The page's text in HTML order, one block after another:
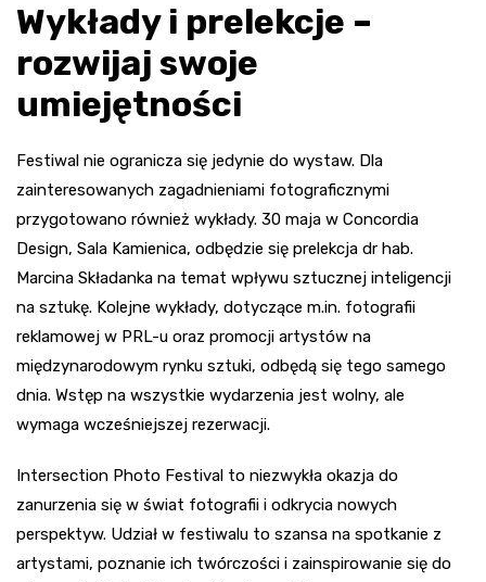
Wykłady i prelekcje –
rozwijaj swoje
umiejętności
Festiwal nie ogranicza się jedynie do wystaw. Dla
zainteresowanych zagadnieniami fotograficznymi
przygotowano również wykłady. 30 maja w Concordia
Design, Sala Kamienica, odbędzie się prelekcja dr hab.
Marcina Składanka na temat wpływu sztucznej inteligencji
na sztukę. Kolejne wykłady, dotyczące m.in. fotografii
reklamowej w PRL-u oraz promocji artystów na
międzynarodowym rynku sztuki, odbędą się tego samego
dnia. Wstęp na wszystkie wydarzenia jest wolny, ale
wymaga wcześniejszej rezerwacji.
Intersection Photo Festival to niezwykła okazja do
zanurzenia się w świat fotografii i odkrycia nowych
perspektyw. Udział w festiwalu to szansa na spotkanie z
artystami, poznanie ich twórczości i zainspirowanie się do